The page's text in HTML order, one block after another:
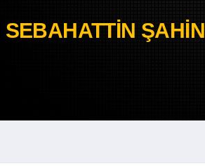
SEBAHATTIN ŞAHIN